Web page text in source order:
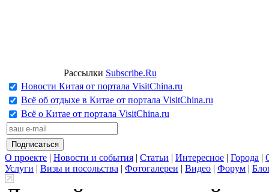
Рассылки Subscribe.Ru
Новости Китая от портала VisitChina.ru
Всё об отдыхе в Китае от портала VisitChina.ru
Всё о Китае от портала VisitChina.ru
О проекте | Новости и события | Статьи | Интересное | Города |
Услуги | Визы и посольства | Фотогалереи | Видео | Форум |